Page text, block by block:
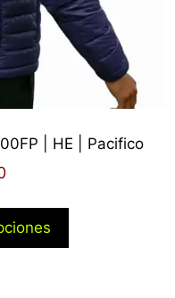
| HE | Pacifico